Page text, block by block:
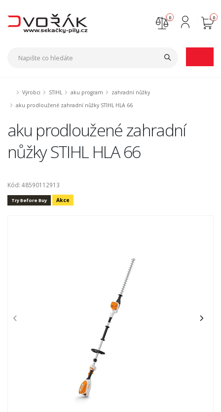
0
0
Výrobci STIHL aku program
zahradní nůžky
aku prodloužené zahradní nůžky STIHL HLA 66
aku prodloužené zahradní
nůžky STIHL HLA 66
Kód: 48590112913
Try Before Buy Akce